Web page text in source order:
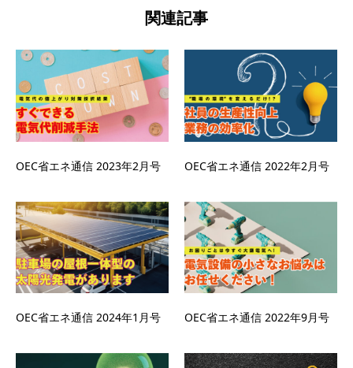
関連記事
OEC省エネ通信 2023年2月号 OEC省エネ通信 2022年2月号
OEC省エネ通信 2024年1月号 OEC省エネ通信 2022年9月号